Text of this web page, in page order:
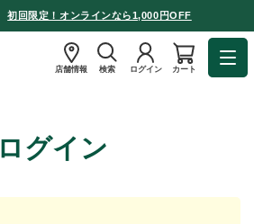
初回限定！オンラインなら1,000円OFF
店舗情報 検索 ログイン カート
ログイン